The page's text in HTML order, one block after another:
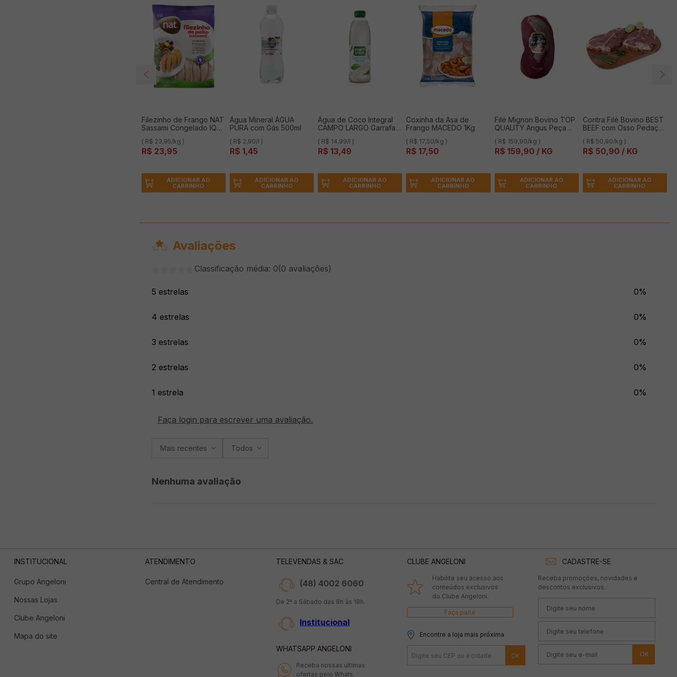
Filezinho de Frango NAT
Sassami Congelado IQF
( R$ 23,95/kg )
R$ 23,95
ADICIONAR AO
CARRINHO
Água Mineral ÁGUA
PURA com Gás 500ml
( R$ 2,90/l )
R$ 1,45
ADICIONAR AO
CARRINHO
Água de Coco Integral
CAMPO LARGO Garrafa
( R$ 14,99/l )
R$ 13,49
ADICIONAR AO
CARRINHO
Coxinha da Asa de
Frango MACEDO 1Kg
( R$ 17,50/kg )
R$ 17,50
ADICIONAR AO
CARRINHO
Filé Mignon Bovino TOP
QUALITY Angus Peça
( R$ 159,90/kg )
R$ 159,90/ KG
ADICIONAR AO
CARRINHO
Contra Filé Bovino BEST
BEEF com Osso Pedaço
( R$ 50,90/kg )
R$ 50,90/ KG
ADICIONAR AO
CARRINHO
Avaliações
Classificação média: 0(0 avaliações)
5 estrelas 0%
4 estrelas 0%
3 estrelas 0%
2 estrelas 0%
1 estrela 0%
Faça login para escrever uma avaliação.
Mais recentes Todos
Nenhuma avaliação
INSTITUCIONAL
Grupo Angeloni
Nossas Lojas
Clube Angeloni
Mapa do site
ATENDIMENTO
Central de Atendimento
TELEVENDAS & SAC
(48) 4002 6060
De 2ª a Sábado das 8h às 18h.
Institucional
WHATSAPP ANGELONI
Receba nossas últimas
ofertas pelo Whats.
CLUBE ANGELONI
Habilite seu acesso aos
conteúdos exclusivos
do Clube Angeloni.
Faça parte
Encontre a loja mais próxima
CADASTRE-SE
Receba promoções, novidades e
descontos exclusivos.
OK